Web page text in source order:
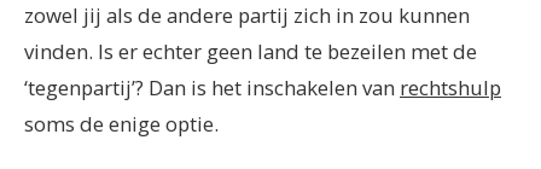
zowel jij als de andere partij zich in zou kunnen
vinden. Is er echter geen land te bezeilen met de
‘tegenpartij’? Dan is het inschakelen van rechtshulp
soms de enige optie.